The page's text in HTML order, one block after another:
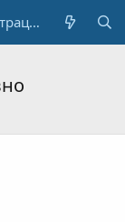
Регистрация